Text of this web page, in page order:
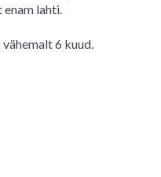
lahti.
6 kuud.